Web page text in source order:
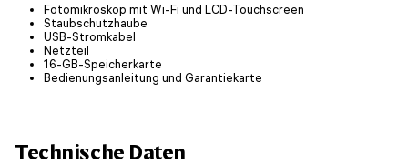
Fotomikroskop mit Wi-Fi und LCD-Touchscreen
Staubschutzhaube
USB-Stromkabel
Netzteil
16-GB-Speicherkarte
Bedienungsanleitung und Garantiekarte
Technische Daten